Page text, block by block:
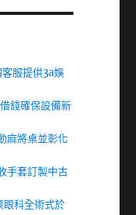
服提供3a娛
錢確保設備新
麻將桌並彰化
手套訂製中古
科全術式於